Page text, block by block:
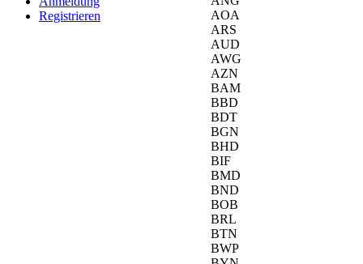
AOA
ARS
AUD
AWG
AZN
BAM
BBD
BDT
BGN
BHD
BIF
BMD
BND
BOB
BRL
BTN
BWP
Registrieren